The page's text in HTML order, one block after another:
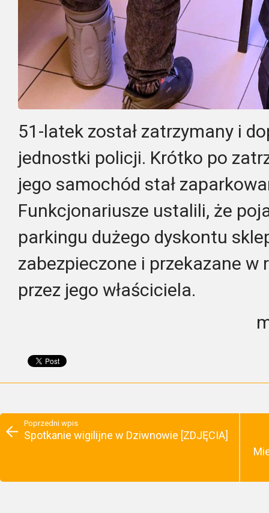
51-latek został zatrzymany i
jednostki policji. Krótko po
jego samochód stał
Funkcjonariusze ustalili, że
parkingu dużego dyskontu
zabezpieczone i przekazane w
przez jego właściciela.
Poprzedni wpis
Spotkanie wigilijne w Dziwnowie [ZDJĘCIA]